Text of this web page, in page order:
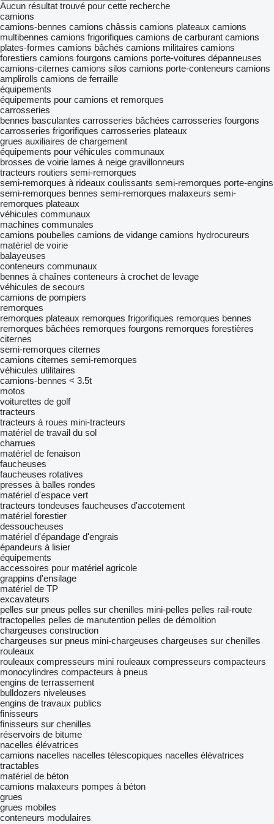
Aucun résultat trouvé pour cette recherche
camions
camions-bennes camions châssis camions plateaux camions
multibennes camions frigorifiques camions de carburant camions
plates-formes camions bâchés camions militaires camions
forestiers camions fourgons camions porte-voitures dépanneuses
camions-citernes camions silos camions porte-conteneurs camions
amplirolls camions de ferraille
équipements
équipements pour camions et remorques
carrosseries
bennes basculantes carrosseries bâchées carrosseries fourgons
carrosseries frigorifiques carrosseries plateaux
grues auxiliaires de chargement
équipements pour véhicules communaux
brosses de voirie lames à neige gravillonneurs
tracteurs routiers semi-remorques
semi-remorques à rideaux coulissants semi-remorques porte-engins
semi-remorques bennes semi-remorques malaxeurs semi-
remorques plateaux
véhicules communaux
machines communales
camions poubelles camions de vidange camions hydrocureurs
matériel de voirie
balayeuses
conteneurs communaux
bennes à chaînes conteneurs à crochet de levage
véhicules de secours
camions de pompiers
remorques
remorques plateaux remorques frigorifiques remorques bennes
remorques bâchées remorques fourgons remorques forestières
citernes
semi-remorques citernes
camions citernes semi-remorques
véhicules utilitaires
camions-bennes < 3.5t
motos
voiturettes de golf
tracteurs
tracteurs à roues mini-tracteurs
matériel de travail du sol
charrues
matériel de fenaison
faucheuses
faucheuses rotatives
presses à balles rondes
matériel d'espace vert
tracteurs tondeuses faucheuses d'accotement
matériel forestier
dessoucheuses
matériel d'épandage d'engrais
épandeurs à lisier
équipements
accessoires pour matériel agricole
grappins d'ensilage
matériel de TP
excavateurs
pelles sur pneus pelles sur chenilles mini-pelles pelles rail-route
tractopelles pelles de manutention pelles de démolition
chargeuses construction
chargeuses sur pneus mini-chargeuses chargeuses sur chenilles
rouleaux
rouleaux compresseurs mini rouleaux compresseurs compacteurs
monocylindres compacteurs à pneus
engins de terrassement
bulldozers niveleuses
engins de travaux publics
finisseurs
finisseurs sur chenilles
réservoirs de bitume
nacelles élévatrices
camions nacelles nacelles télescopiques nacelles élévatrices
tractables
matériel de béton
camions malaxeurs pompes à béton
grues
grues mobiles
conteneurs modulaires